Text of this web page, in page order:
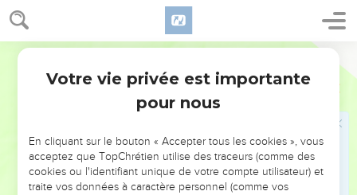
2 Samuel 19
ferai pour toi. »
Quand tout le peuple et le roi eurent passé le Jourdain, le
roi embrassa Barzillaï et le bénit. Barzillaï retourna alors chez
Querelle entre Judéens et Israélites
Le roi prit la direction de Guilgal et Kimham l'accompagna.
Tous les Judéens ainsi que la moitié des Israélites avaient
fait traverser le Jourdain au roi.
Votre vie privée est importante
pour nous
En cliquant sur le bouton « Accepter tous les cookies », vous
acceptez que TopChrétien utilise des traceurs (comme des
cookies ou l'identifiant unique de votre compte utilisateur) et
traite vos données à caractère personnel (comme vos